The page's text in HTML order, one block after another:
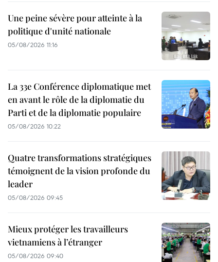
Une peine sévère pour atteinte à la
politique d'unité nationale
05/08/2026 11:16
La 33e Conférence diplomatique met
en avant le rôle de la diplomatie du
Parti et de la diplomatie populaire
05/08/2026 10:22
Quatre transformations stratégiques
témoignent de la vision profonde du
leader
05/08/2026 09:45
Mieux protéger les travailleurs
vietnamiens à l’étranger
05/08/2026 09:40